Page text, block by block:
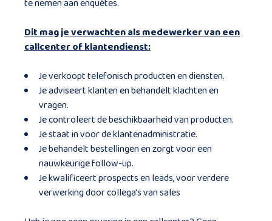
te nemen aan enquêtes.
Dit mag je verwachten als medewerker van een
callcenter of klantendienst:
Je verkoopt telefonisch producten en diensten.
Je adviseert klanten en behandelt klachten en
vragen.
Je controleert de beschikbaarheid van producten.
Je staat in voor de klantenadministratie.
Je behandelt bestellingen en zorgt voor een
nauwkeurige follow-up.
Je kwalificeert prospects en leads, voor verdere
verwerking door collega's van sales